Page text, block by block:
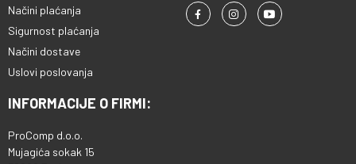
Načini plaćanja
Sigurnost plaćanja
Načini dostave
Uslovi poslovanja
INFORMACIJE O FIRMI:
ProComp d.o.o.
Mujagića sokak 15